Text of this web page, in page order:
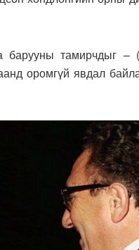
тамирчдыг –
оромгүй явдал